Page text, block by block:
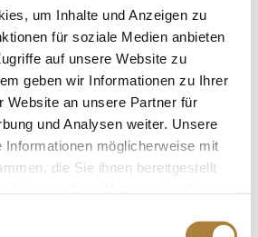
um Inhalte und Anzeigen zu
für soziale Medien anbieten
auf unsere Website zu
geben wir Informationen zu Ihrer
Website an unsere Partner für
und Analysen weiter. Unsere
Informationen möglicherweise mit
die Sie ihnen bereitgestellt
Gewinner
2022
|11. Mai 2022